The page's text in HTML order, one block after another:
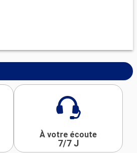
À votre écoute
7/7 J